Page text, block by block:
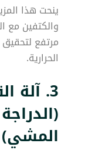
ينحت هذا
والكتفين مع
مرتفع
الحرارية.
3.
المشي)